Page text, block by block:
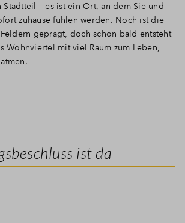
Stadtteil – es ist ein Ort, an dem Sie und
zuhause fühlen werden. Noch ist die
geprägt, doch schon bald entsteht
Wohnviertel mit viel Raum zum Leben,
ist da